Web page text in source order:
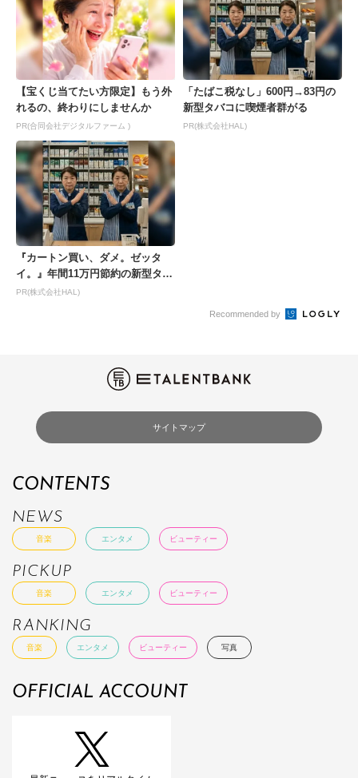
【宝くじ当てたい方限定】もう外
れるの、終わりにしませんか
PR(合同会社デジタルファーム )
「たばこ税なし」600円→83円の
新型タバコに喫煙者群がる
PR(株式会社HAL)
『カートン買い、ダメ。ゼッタ
イ。』年間11万円節約の新型タバ
コが爆売れ
PR(株式会社HAL)
Recommended by
サイトマップ
CONTENTS
NEWS
音楽 エンタメ ビューティー
PICKUP
音楽 エンタメ ビューティー
RANKING
音楽 エンタメ ビューティー 写真
OFFICIAL ACCOUNT